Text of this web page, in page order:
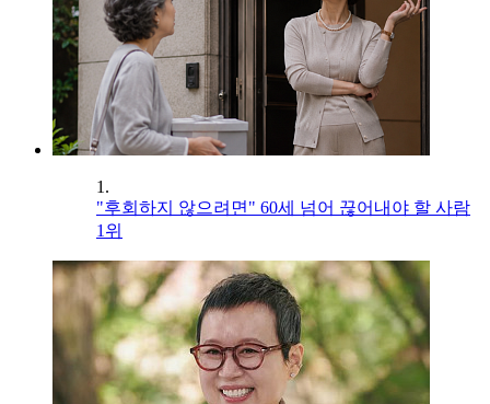
1.
"후회하지 않으려면" 60세 넘어 끊어내야 할 사람
1위